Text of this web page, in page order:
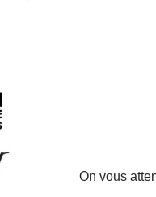
On vous